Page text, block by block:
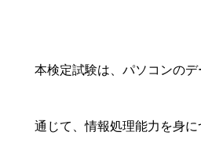
本検定試験は、パソコンの
通じて、情報処理能力を身